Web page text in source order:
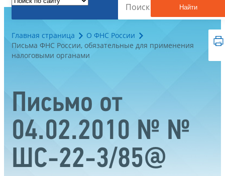
Найти
Главная страница
О ФНС России
Письма ФНС России, обязательные для применения
налоговыми органами
Письмо от
04.02.2010 № №
ШС-22-3/85@